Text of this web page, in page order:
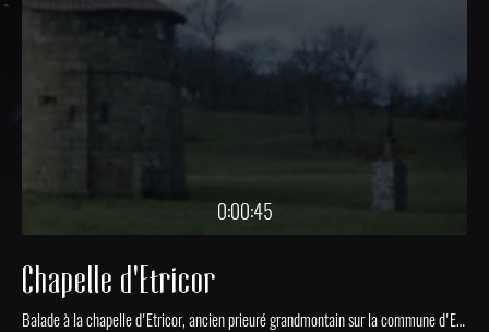
0:00:45
Chapelle d'Etricor
Balade à la chapelle d'Etricor, ancien prieuré grandmontain sur la commune d'Etagnac en 1958.